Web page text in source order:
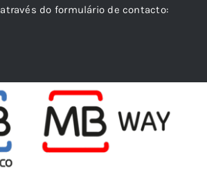
do formulário de contacto: